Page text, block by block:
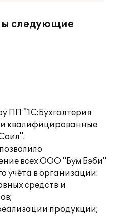
следующие
ПП "1С:Бухгалтерия
квалифицированные
всех ООО "Бум Бэби"
учёта в организации:
средств и
продукции;